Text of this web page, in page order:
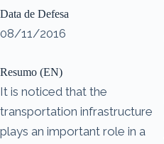
Data de Defesa
08/11/2016
Resumo (EN)
It is noticed that the
transportation infrastructure
plays an important role in a